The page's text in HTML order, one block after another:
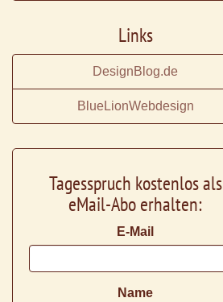
Links
DesignBlog.de
BlueLionWebdesign
Tagesspruch kostenlos als
eMail-Abo erhalten:
E-Mail
Name